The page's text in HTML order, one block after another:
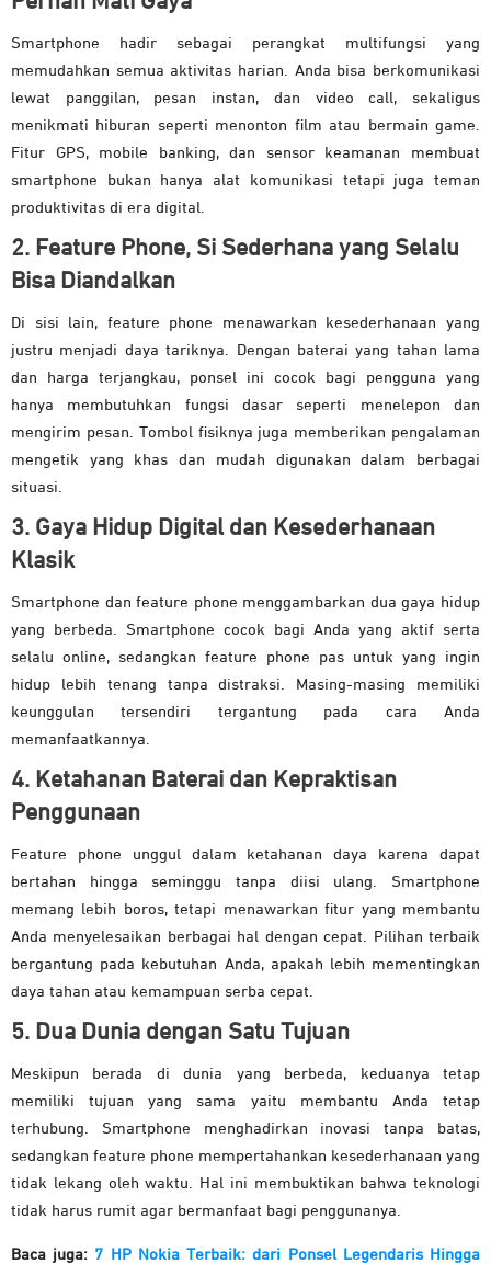
Smartphone hadir sebagai perangkat multifungsi yang
memudahkan semua aktivitas harian. Anda bisa berkomunikasi
lewat panggilan, pesan instan, dan video call, sekaligus
menikmati hiburan seperti menonton film atau bermain game.
Fitur GPS, mobile banking, dan sensor keamanan membuat
smartphone bukan hanya alat komunikasi tetapi juga teman
produktivitas di era digital.
2. Feature Phone, Si Sederhana yang Selalu
Bisa Diandalkan
Di sisi lain, feature phone menawarkan kesederhanaan yang
justru menjadi daya tariknya. Dengan baterai yang tahan lama
dan harga terjangkau, ponsel ini cocok bagi pengguna yang
hanya membutuhkan fungsi dasar seperti menelepon dan
mengirim pesan. Tombol fisiknya juga memberikan pengalaman
mengetik yang khas dan mudah digunakan dalam berbagai
situasi.
3. Gaya Hidup Digital dan Kesederhanaan
Klasik
Smartphone dan feature phone menggambarkan dua gaya hidup
yang berbeda. Smartphone cocok bagi Anda yang aktif serta
selalu online, sedangkan feature phone pas untuk yang ingin
hidup lebih tenang tanpa distraksi. Masing-masing memiliki
keunggulan tersendiri tergantung pada cara Anda
memanfaatkannya.
4. Ketahanan Baterai dan Kepraktisan
Penggunaan
Feature phone unggul dalam ketahanan daya karena dapat
bertahan hingga seminggu tanpa diisi ulang. Smartphone
memang lebih boros, tetapi menawarkan fitur yang membantu
Anda menyelesaikan berbagai hal dengan cepat. Pilihan terbaik
bergantung pada kebutuhan Anda, apakah lebih mementingkan
daya tahan atau kemampuan serba cepat.
5. Dua Dunia dengan Satu Tujuan
Meskipun berada di dunia yang berbeda, keduanya tetap
memiliki tujuan yang sama yaitu membantu Anda tetap
terhubung. Smartphone menghadirkan inovasi tanpa batas,
sedangkan feature phone mempertahankan kesederhanaan yang
tidak lekang oleh waktu. Hal ini membuktikan bahwa teknologi
tidak harus rumit agar bermanfaat bagi penggunanya.
Baca juga: 7 HP Nokia Terbaik: dari Ponsel Legendaris Hingga